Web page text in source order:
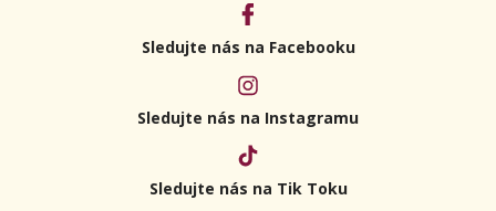
Sledujte nás na Facebooku
Sledujte nás na Instagramu
Sledujte nás na Tik Toku